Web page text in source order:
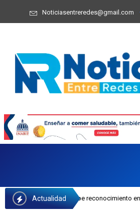
Noticiasentreredes@gmail.com
Actualidad
recibe reconocimiento en la Semana